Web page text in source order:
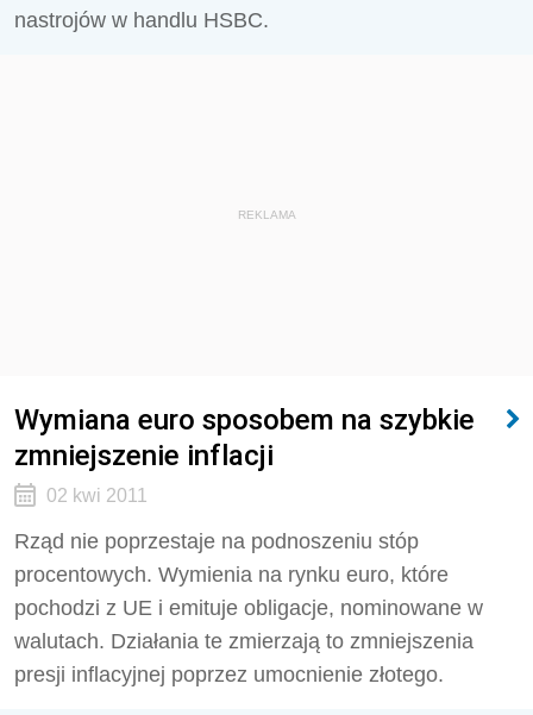
nastrojów w handlu HSBC.
REKLAMA
Wymiana euro sposobem na szybkie
zmniejszenie inflacji
02 kwi 2011
Rząd nie poprzestaje na podnoszeniu stóp
procentowych. Wymienia na rynku euro, które
pochodzi z UE i emituje obligacje, nominowane w
walutach. Działania te zmierzają to zmniejszenia
presji inflacyjnej poprzez umocnienie złotego.